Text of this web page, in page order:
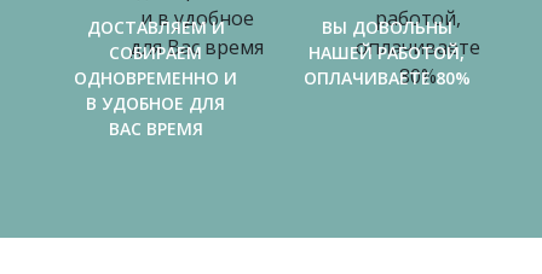
ДОСТАВЛЯЕМ И
СОБИРАЕМ
ОДНОВРЕМЕННО И
В УДОБНОЕ ДЛЯ
ВАС ВРЕМЯ
ВЫ ДОВОЛЬНЫ
НАШЕЙ РАБОТОЙ,
ОПЛАЧИВАЕТЕ 80%